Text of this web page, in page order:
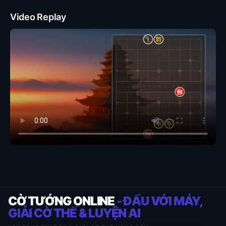
Video Replay
CỜ TƯỚNG ONLINE- ĐẤU VỚI MÁY,
GIẢI CỜ THẾ & LUYỆN AI